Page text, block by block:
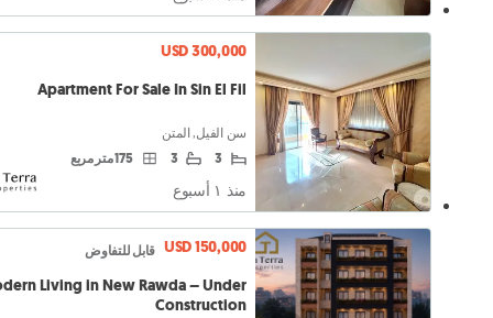
USD 300,000
Apartment For Sale In Sin El Fil
سن الفيل, المتن
3
3 175 متر مربع
منذ ١ أسبوع
USD 150,000 قابل للتفاوض
Living in New Rawda – Under
Construction